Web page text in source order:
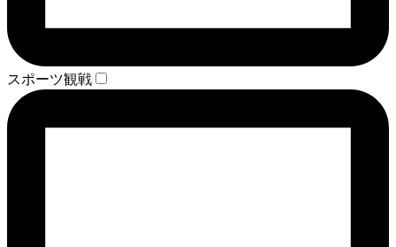
スポーツ観戦